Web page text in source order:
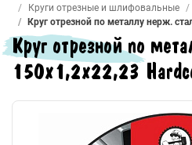
Круги отрезные и шлифовальные
Круг отрезной по металлу нерж.
Круг отрезной по
150х1,2х22,23